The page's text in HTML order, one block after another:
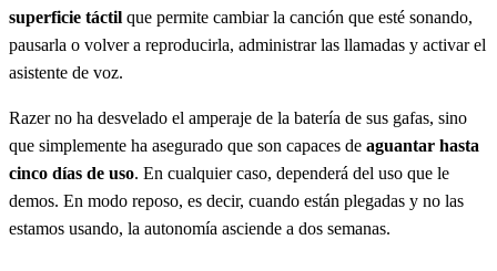
superficie táctil que permite cambiar la canción que esté sonando,
pausarla o volver a reproducirla, administrar las llamadas y activar el
asistente de voz.
Razer no ha desvelado el amperaje de la batería de sus gafas, sino
que simplemente ha asegurado que son capaces de aguantar hasta
cinco días de uso. En cualquier caso, dependerá del uso que le
demos. En modo reposo, es decir, cuando están plegadas y no las
estamos usando, la autonomía asciende a dos semanas.